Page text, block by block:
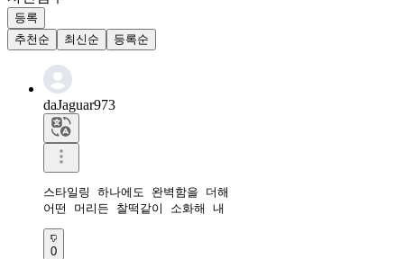
등록
추천순
최신순 등록순
daJaguar973
스타일링 하나에도 완벽함을 더해
어떤 머리든 찰떡같이 소화해 내
0